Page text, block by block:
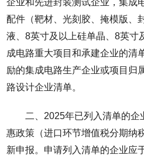
配件（靶材、光刻胶、掩模版、
液、8英寸及以上硅单晶、8英寸
成电路重大项目和承建企业的清
励的集成电路生产企业或项目归
路设计企业清单。
二、2025年已列入清单的
惠政策（进口环节增值税分期纳
新申报。申请列入清单的企业应